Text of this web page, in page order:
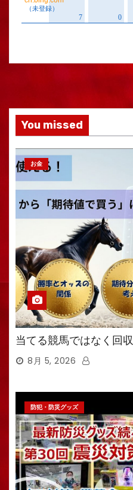
You missed
お金
当てる競馬ではなく回
8月 5, 2026
防犯・防災グッズ